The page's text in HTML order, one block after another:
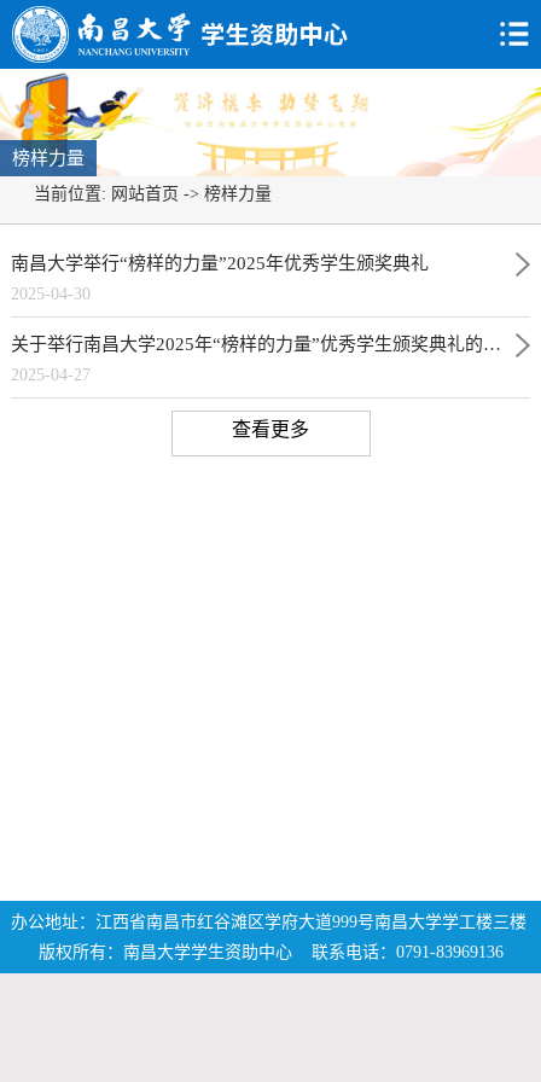
榜样力量
当前位置: 网站首页 -> 榜样力量
南昌大学举行“榜样的力量”2025年优秀学生颁奖典礼
2025-04-30
关于举行南昌大学2025年“榜样的力量”优秀学生颁奖典礼的通知
2025-04-27
查看更多
办公地址：江西省南昌市红谷滩区学府大道999号南昌大学学工楼三楼
版权所有：南昌大学学生资助中心 联系电话：0791-83969136